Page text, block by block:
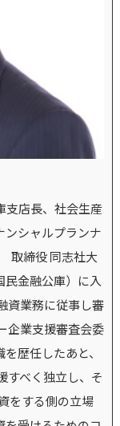
支店長、社会生産
ンシャルプランナ
取締役 同志社大
金融公庫）に入
資業務に従事し審
企業支援審査会委
歴任したあと、
すべく独立し、そ
をする側の立場